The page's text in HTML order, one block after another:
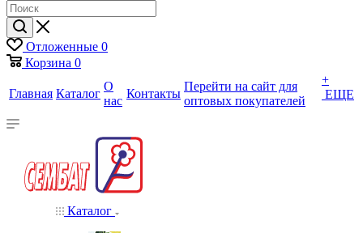
Отложенные 0
Корзина 0
Главная Каталог
О
нас
Контакты
Перейти на сайт для
оптовых покупателей
+
ЕЩЕ
Каталог